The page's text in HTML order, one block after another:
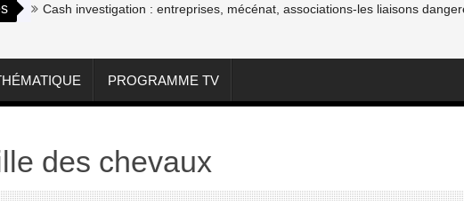
Cash investigation : entreprises, mécénat, associations-les liaisons dangereuses
PROGRAMME TV
des chevaux